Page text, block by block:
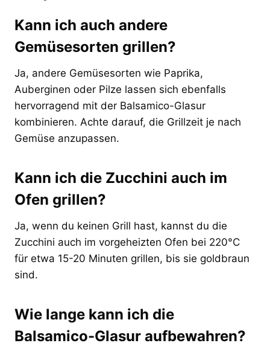
Kann ich auch andere
Gemüsesorten grillen?
Ja, andere Gemüsesorten wie Paprika,
Auberginen oder Pilze lassen sich ebenfalls
hervorragend mit der Balsamico-Glasur
kombinieren. Achte darauf, die Grillzeit je nach
Gemüse anzupassen.
Kann ich die Zucchini auch im
Ofen grillen?
Ja, wenn du keinen Grill hast, kannst du die
Zucchini auch im vorgeheizten Ofen bei 220°C
für etwa 15-20 Minuten grillen, bis sie goldbraun
sind.
Wie lange kann ich die
Balsamico-Glasur aufbewahren?